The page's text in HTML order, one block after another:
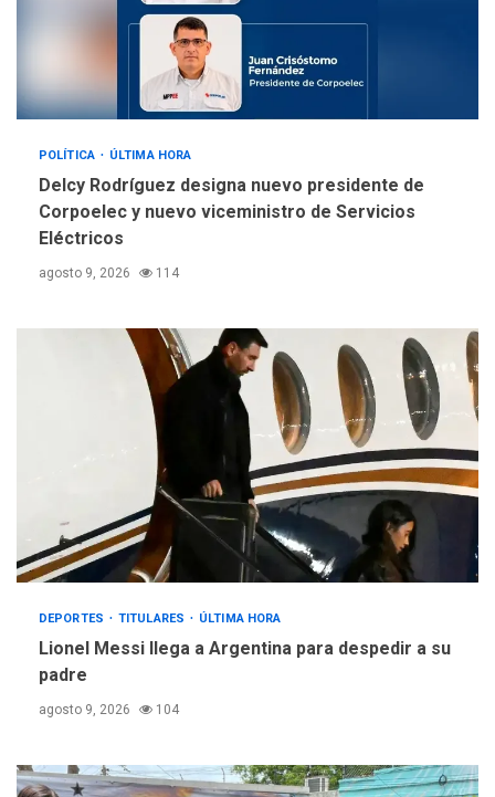
Núcleo del Sistema de
Orquestas Porlamar
POLÍTICA ÚLTIMA HORA
Delcy Rodríguez designa nuevo presidente de
Corpoelec y nuevo viceministro de Servicios
Eléctricos
agosto 9, 2026 114
DEPORTES TITULARES ÚLTIMA HORA
Lionel Messi llega a Argentina para despedir a su
padre
agosto 9, 2026 104